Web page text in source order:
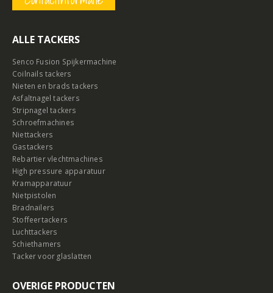
ALLE TACKERS
Senco Fusion Spijkermachine
Coilnails tackers
Nieten en brads tackers
Asfaltnagel tackers
Stripnagel tackers
Schroefmachines
Niettackers
Gastackers
Rebartier vlechtmachines
High pressure apparatuur
Kramapparatuur
Nietpistolen
Bradnailers
Stoffeertackers
Luchttackers
Schiethamers
Tacker voor glaslatten
OVERIGE PRODUCTEN